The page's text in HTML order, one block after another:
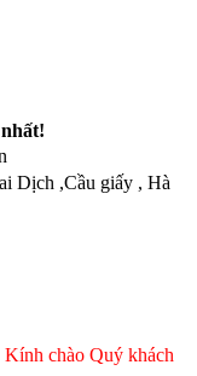
Dịch ,Cầu giấy , Hà
Kính chào Quý khách